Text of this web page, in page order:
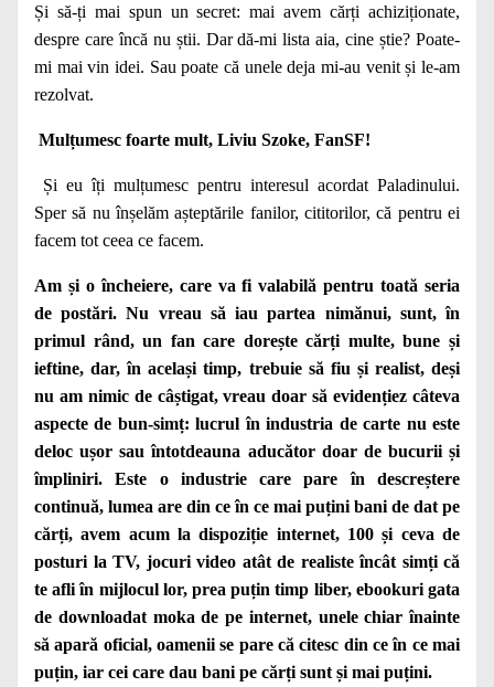
Și să-ți mai spun un secret: mai avem cărți achiziționate,
despre care încă nu știi. Dar dă-mi lista aia, cine știe? Poate-
mi mai vin idei. Sau poate că unele deja mi-au venit și le-am
rezolvat.
Mulțumesc foarte mult, Liviu Szoke, FanSF!
Și eu îți mulțumesc pentru interesul acordat Paladinului.
Sper să nu înșelăm așteptările fanilor, cititorilor, că pentru ei
facem tot ceea ce facem.
Am și o încheiere, care va fi valabilă pentru toată seria
de postări. Nu vreau să iau partea nimănui, sunt, în
primul rând, un fan care dorește cărți multe, bune și
ieftine, dar, în același timp, trebuie să fiu și realist, deși
nu am nimic de câștigat, vreau doar să evidențiez câteva
aspecte de bun-simț: lucrul în industria de carte nu este
deloc ușor sau întotdeauna aducător doar de bucurii și
împliniri. Este o industrie care pare în descreștere
continuă, lumea are din ce în ce mai puțini bani de dat pe
cărți, avem acum la dispoziție internet, 100 și ceva de
posturi la TV, jocuri video atât de realiste încât simți că
te afli în mijlocul lor, prea puțin timp liber, ebookuri gata
de downloadat moka de pe internet, unele chiar înainte
să apară oficial, oamenii se pare că citesc din ce în ce mai
puțin, iar cei care dau bani pe cărți sunt și mai puțini.